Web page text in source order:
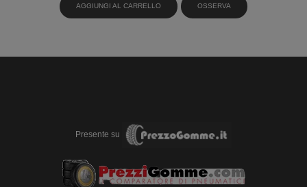
AGGIUNGI AL CARRELLO OSSERVA
Presente su